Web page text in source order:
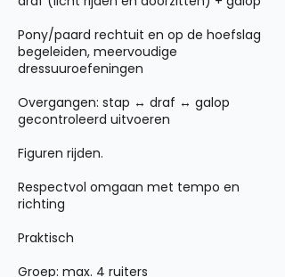
Pony/paard rechtuit en op de hoefslag
begeleiden, meervoudige
dressuuroefeningen
Overgangen: stap ↔ draf ↔ galop
gecontroleerd uitvoeren
Figuren rijden.
Respectvol omgaan met tempo en
richting
Praktisch
Groep: max. 4 ruiters